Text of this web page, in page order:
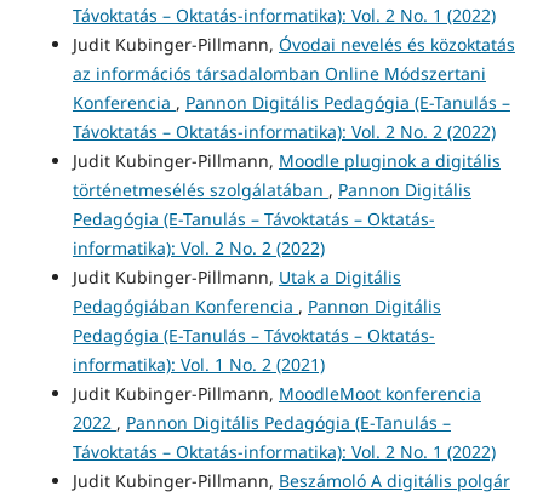
Távoktatás – Oktatás-informatika): Vol. 2 No. 1 (2022)
Judit Kubinger-Pillmann, Óvodai nevelés és közoktatás
az információs társadalomban Online Módszertani
Konferencia , Pannon Digitális Pedagógia (E-Tanulás –
Távoktatás – Oktatás-informatika): Vol. 2 No. 2 (2022)
Judit Kubinger-Pillmann, Moodle pluginok a digitális
történetmesélés szolgálatában , Pannon Digitális
Pedagógia (E-Tanulás – Távoktatás – Oktatás-
informatika): Vol. 2 No. 2 (2022)
Judit Kubinger-Pillmann, Utak a Digitális
Pedagógiában Konferencia , Pannon Digitális
Pedagógia (E-Tanulás – Távoktatás – Oktatás-
informatika): Vol. 1 No. 2 (2021)
Judit Kubinger-Pillmann, MoodleMoot konferencia
2022 , Pannon Digitális Pedagógia (E-Tanulás –
Távoktatás – Oktatás-informatika): Vol. 2 No. 1 (2022)
Judit Kubinger-Pillmann, Beszámoló A digitális polgár